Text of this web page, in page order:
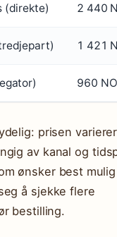
(direkte) 2 440
1 421
960
prisen varierer
av kanal og
ønsker best
å sjekke flere
bestilling.